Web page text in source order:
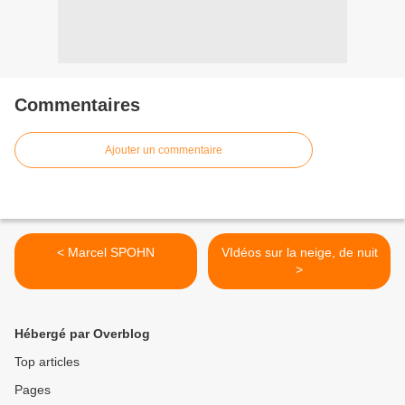
Commentaires
Ajouter un commentaire
< Marcel SPOHN
VIdéos sur la neige, de nuit
>
Hébergé par Overblog
Top articles
Pages